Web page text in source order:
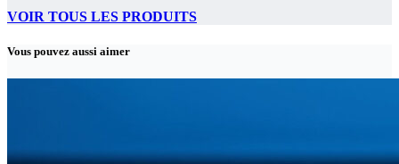
VOIR TOUS LES PRODUITS
Vous pouvez aussi aimer